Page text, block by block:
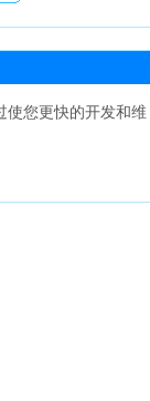
使您更快的开发和维